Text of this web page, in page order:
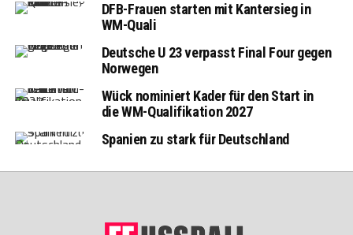
DFB-Frauen starten mit Kantersieg in
WM-Quali
Deutsche U 23 verpasst Final Four gegen
Norwegen
Wück nominiert Kader für den Start in
die WM-Qualifikation 2027
Spanien zu stark für Deutschland